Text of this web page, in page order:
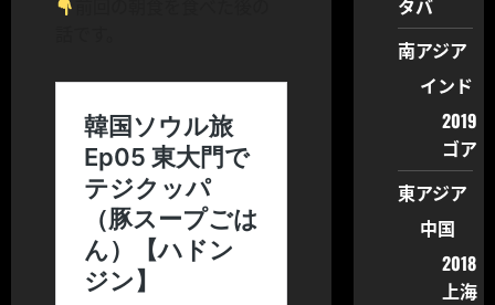
タバ
南アジア
インド
2019
ゴア
東アジア
中国
2018
上海